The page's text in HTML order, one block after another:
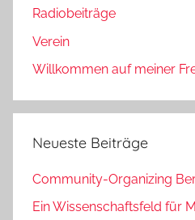
Radiobeiträge
Verein
Willkommen auf meiner
Neueste Beiträge
Community-Organizing
Ein Wissenschaftsfeld für